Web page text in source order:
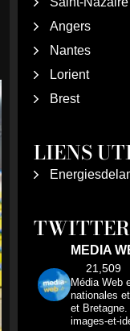
Angers
Nantes
Lorient
Brest
LIENS
TWITTER
MEDIA
21,509
Média Web
nationales
et
images-et-